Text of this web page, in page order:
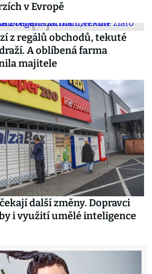
v Evropě
z regálů obchodů, tekuté
A oblíbená farma
majitele
další změny. Dopravci
i využití umělé inteligence